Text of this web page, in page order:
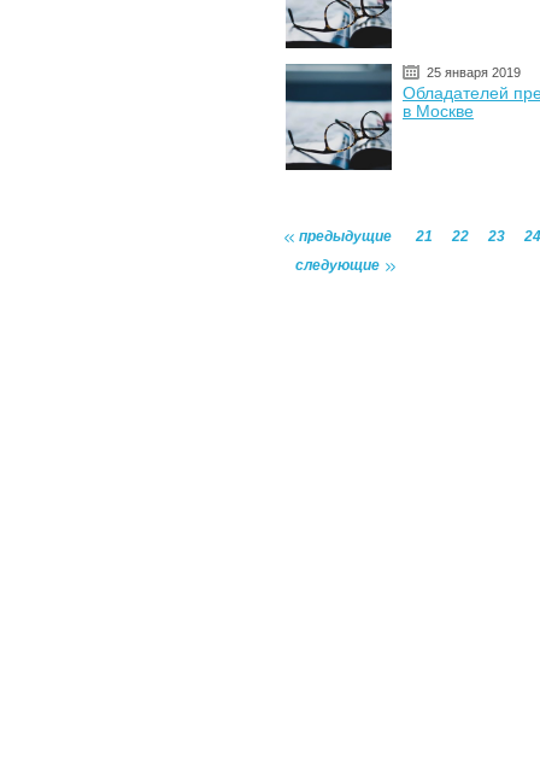
25 января 2019
Обладателей
в Москве
предыдущие 21 22 23
24
следующие